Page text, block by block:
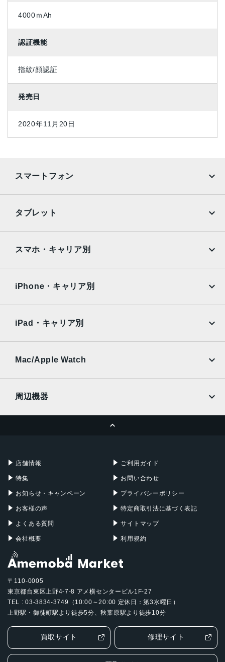
4000ｍAh
認証機能
指紋/顔認証
発売日
2020年11月20日
スマートフォン
AQUOS
OPPO Android
タブレット
Surface
Xiaomi Tablet
スマホ・キャリア別
Ymobile
UQmobile
iPhone・キャリア別
Ymobile
UQmobile
iPad・キャリア別
Mac/Apple Watch
周辺機器
店舗情報
特集
お知らせ・キャンペーン
お客様の声
よくある質問
会社概要
ご利用ガイド
お問い合わせ
プライバシーポリシー
特定商取引法に基づく表記
サイトマップ
利用規約
〒110-0005
東京都台東区上野4-7-8 アメ横センタービル1F-27
TEL : 03-3834-3749（10:00～20:00 定休日：第3水曜日）
上野駅・御徒町駅より徒歩5分、秋葉原駅より徒歩10分
買取サイト 修理サイト